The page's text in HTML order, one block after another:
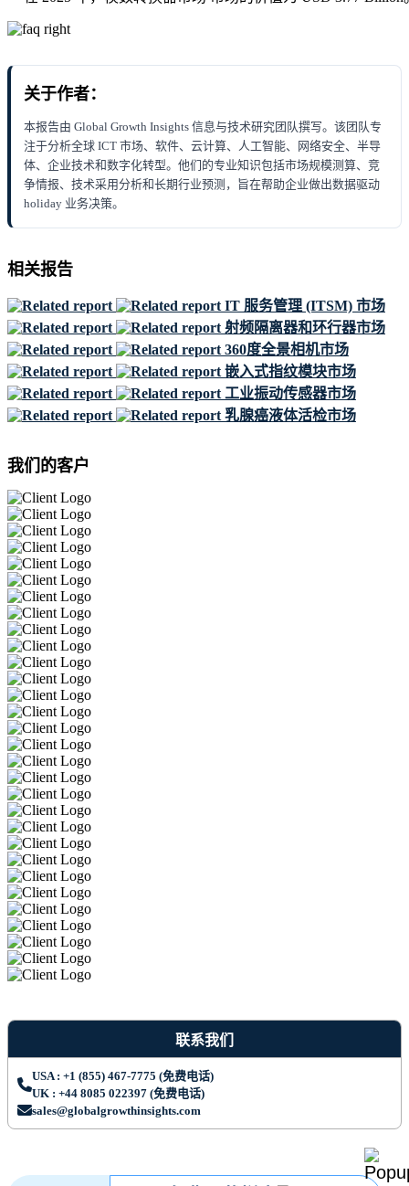
关于作者：
本报告由 Global Growth Insights 信息与技术研究团队撰写。该团队专
注于分析全球 ICT 市场、软件、云计算、人工智能、网络安全、半导
体、企业技术和数字化转型。他们的专业知识包括市场规模测算、竞
争情报、技术采用分析和长期行业预测，旨在帮助企业做出数据驱动
holiday 业务决策。
相关报告
IT 服务管理 (ITSM) 市场
射频隔离器和环行器市场
360度全景相机市场
嵌入式指纹模块市场
工业振动传感器市场
乳腺癌液体活检市场
我们的客户
联系我们
USA : +1 (855) 467-7775 (免费电话)
UK : +44 8085 022397 (免费电话)
sales@globalgrowthinsights.com